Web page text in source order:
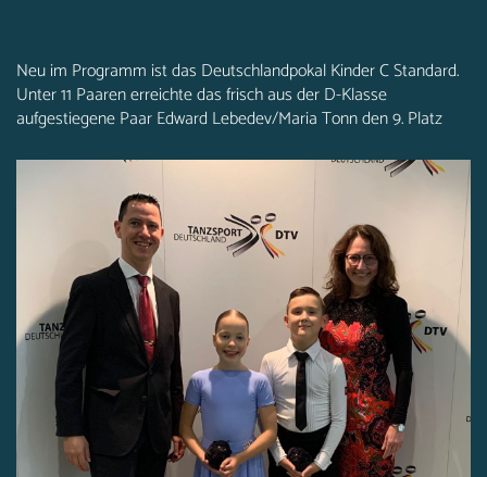
Neu im Programm ist das Deutschlandpokal Kinder C Standard.
Unter 11 Paaren erreichte das frisch aus der D-Klasse
aufgestiegene Paar Edward Lebedev/Maria Tonn den 9. Platz